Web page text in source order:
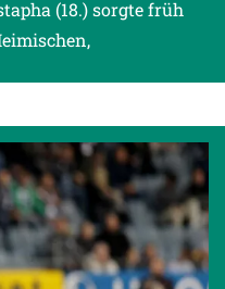
(18.) sorgte früh